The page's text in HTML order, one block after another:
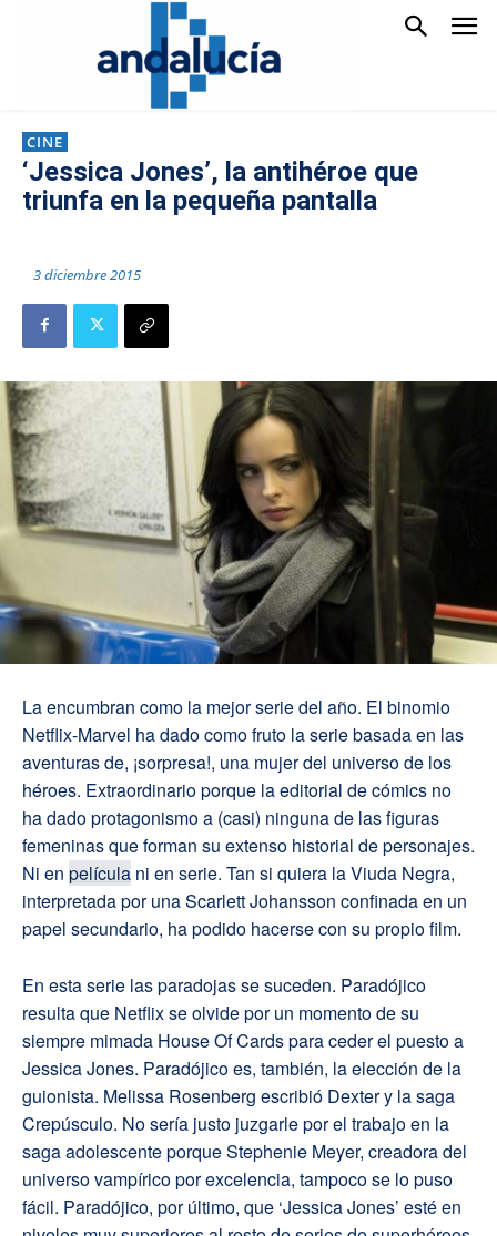
CINE
‘Jessica Jones’, la antihéroe que
triunfa en la pequeña pantalla
3 diciembre 2015
La encumbran como la mejor serie del año. El binomio
Netflix-Marvel ha dado como fruto la serie basada en las
aventuras de, ¡sorpresa!, una mujer del universo de los
héroes. Extraordinario porque la editorial de cómics no
ha dado protagonismo a (casi) ninguna de las figuras
femeninas que forman su extenso historial de personajes.
Ni en película ni en serie. Tan si quiera la Viuda Negra,
interpretada por una Scarlett Johansson confinada en un
papel secundario, ha podido hacerse con su propio film.
En esta serie las paradojas se suceden. Paradójico
resulta que Netflix se olvide por un momento de su
siempre mimada House Of Cards para ceder el puesto a
Jessica Jones. Paradójico es, también, la elección de la
guionista. Melissa Rosenberg escribió Dexter y la saga
Crepúsculo. No sería justo juzgarle por el trabajo en la
saga adolescente porque Stephenie Meyer, creadora del
universo vampírico por excelencia, tampoco se lo puso
fácil. Paradójico, por último, que ‘Jessica Jones’ esté en